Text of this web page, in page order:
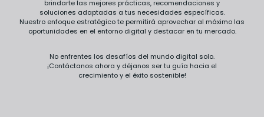
brindarte las mejores prácticas, recomendaciones y
soluciones adaptadas a tus necesidades específicas.
Nuestro enfoque estratégico te permitirá aprovechar al máximo las
oportunidades en el entorno digital y destacar en tu mercado.
No enfrentes los desafíos del mundo digital solo.
¡Contáctanos ahora y déjanos ser tu guía hacia el
crecimiento y el éxito sostenible!